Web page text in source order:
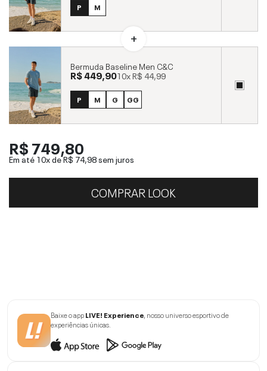
P M
Bermuda Baseline Men C&C
R$ 449,9010xR$ 44,99
P M G GG
R$ 749,80
Em até 10x deR$ 74,98sem juros
COMPRAR LOOK
Baixe o appLIVE! Experience, nosso universo esportivo de
experiências únicas.